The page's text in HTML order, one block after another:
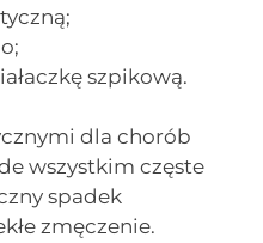
szpikową.
dla chorób
wszystkim częste
spadek
zmęczenie.